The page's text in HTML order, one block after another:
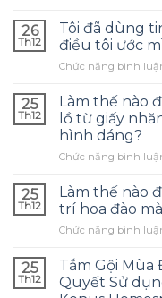
26
Th12
Tôi đã dùng
điều tôi ước
Chức năng bình
25
Th12
Làm thế nào
lồ từ giấy
hình dáng?
Chức năng bình
25
Th12
Làm thế nào
trí hoa đào
Chức năng bình
25
Th12
Tắm Gội
Quyết Sử